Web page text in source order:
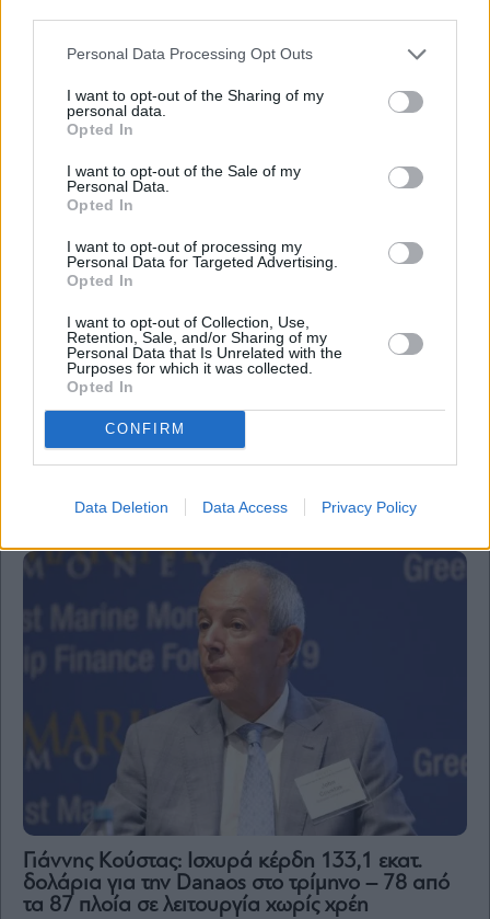
Personal Data Processing Opt Outs
I want to opt-out of the Sharing of my
personal data.
Opted In
I want to opt-out of the Sale of my
Personal Data.
Opted In
I want to opt-out of processing my
Personal Data for Targeted Advertising.
Opted In
I want to opt-out of Collection, Use,
Retention, Sale, and/or Sharing of my
Personal Data that Is Unrelated with the
Purposes for which it was collected.
Opted In
CONFIRM
Data Deletion Data Access Privacy Policy
Terms
Αλαφούζος): Κέρδη 318,6 εκατ. δολάρια στο
Μητσοτάκη
Γιάννης Κούστας: Ισχυρά κέρδη 133,1 εκατ.
δολάρια για την Danaos στο τρίμηνο – 78 από
τα 87 πλοία σε λειτουργία χωρίς χρέη